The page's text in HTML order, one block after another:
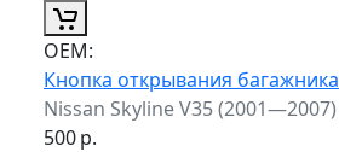
ОЕМ:
Кнопка открывания багажника
Nissan Skyline V35 (2001—2007)
500р.